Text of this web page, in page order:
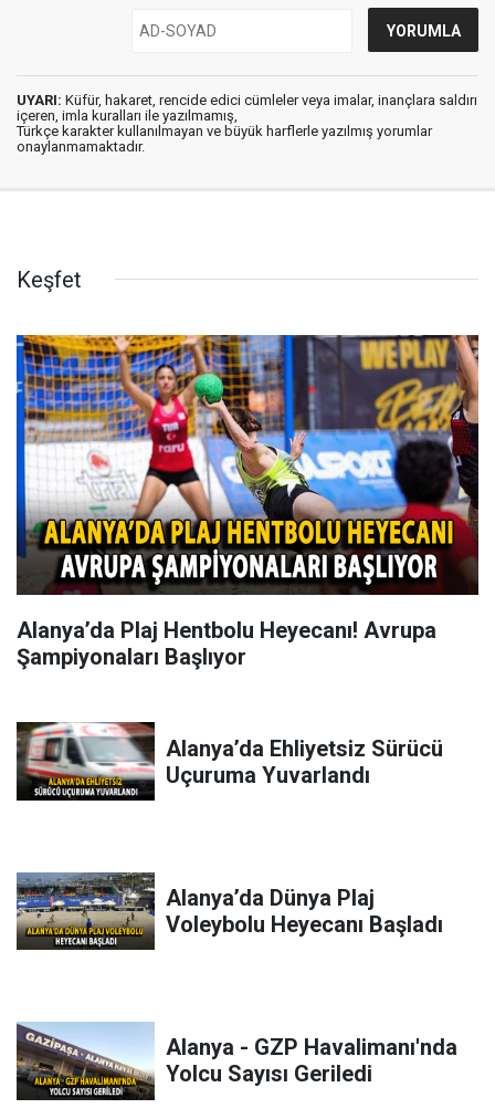
UYARI: Küfür, hakaret, rencide edici cümleler veya imalar, inançlara saldırı
içeren, imla kuralları ile yazılmamış,
Türkçe karakter kullanılmayan ve büyük harflerle yazılmış yorumlar
onaylanmamaktadır.
Keşfet
Alanya’da Plaj Hentbolu Heyecanı! Avrupa
Şampiyonaları Başlıyor
Alanya’da Ehliyetsiz Sürücü
Uçuruma Yuvarlandı
Alanya’da Dünya Plaj
Voleybolu Heyecanı Başladı
Alanya - GZP Havalimanı'nda
Yolcu Sayısı Geriledi